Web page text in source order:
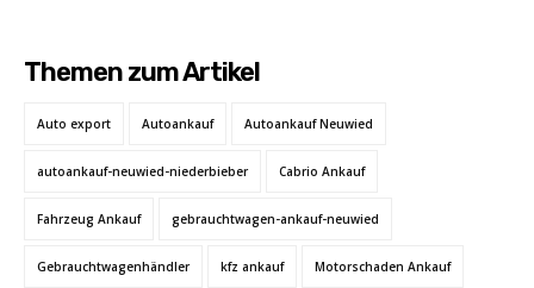
Themen zum Artikel
Auto export Autoankauf Autoankauf Neuwied
autoankauf-neuwied-niederbieber Cabrio Ankauf
Fahrzeug Ankauf gebrauchtwagen-ankauf-neuwied
Gebrauchtwagenhändler kfz ankauf Motorschaden Ankauf